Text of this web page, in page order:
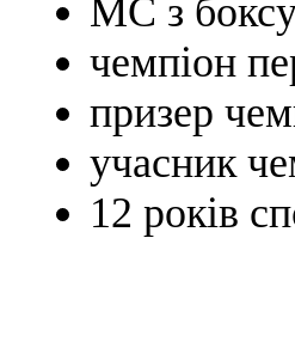
МС з
чемпіон
призер
учасник
12 років